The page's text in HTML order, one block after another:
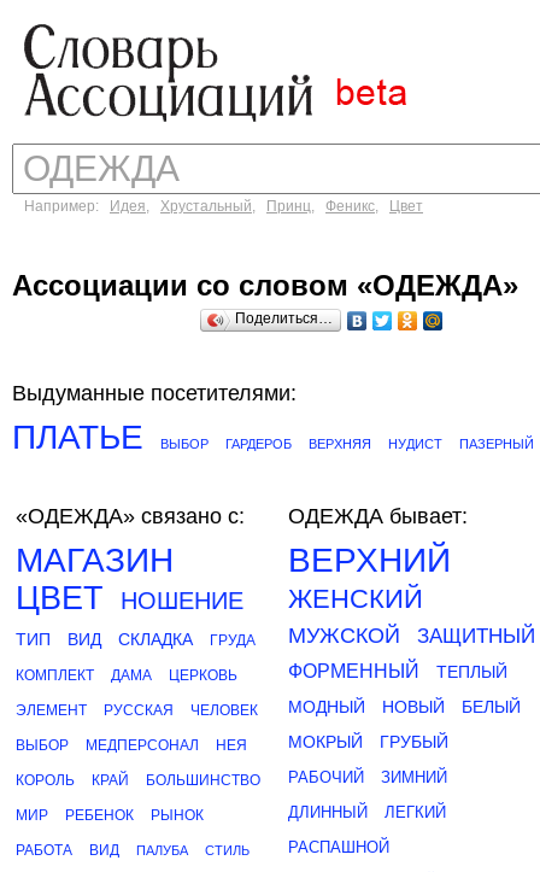
Например: Идея, Хрустальный, Принц, Феникс, Цвет
Ассоциации со словом «ОДЕЖДА»
Поделиться…
Выдуманные посетителями:
ПЛАТЬЕ ВЫБОР ГАРДЕРОБ ВЕРХНЯЯ НУДИСТ ПАЗЕРНЫЙ
«ОДЕЖДА» связано с:
МАГАЗИН
ЦВЕТ НОШЕНИЕ
ТИП ВИД СКЛАДКА ГРУДА
КОМПЛЕКТ ДАМА ЦЕРКОВЬ
ЭЛЕМЕНТ РУССКАЯ ЧЕЛОВЕК
ВЫБОР МЕДПЕРСОНАЛ НЕЯ
КОРОЛЬ КРАЙ БОЛЬШИНСТВО
МИР РЕБЕНОК РЫНОК
РАБОТА ВИД ПАЛУБА СТИЛЬ
ОДЕЖДА бывает:
ВЕРХНИЙ
ЖЕНСКИЙ
МУЖСКОЙ ЗАЩИТНЫЙ
ФОРМЕННЫЙ
ТЕПЛЫЙ
МОДНЫЙ
НОВЫЙ
БЕЛЫЙ
МОКРЫЙ
ГРУБЫЙ
РАБОЧИЙ
ЗИМНИЙ
ДЛИННЫЙ
ЛЕГКИЙ
РАСПАШНОЙ